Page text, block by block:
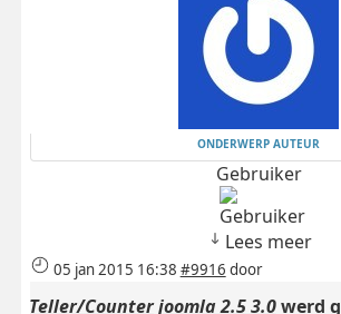
ONDERWERP AUTEUR
Gebruiker
Lees meer
05 jan 2015 16:38 #9916 door
Teller/Counter joomla 2.5 3.0werd